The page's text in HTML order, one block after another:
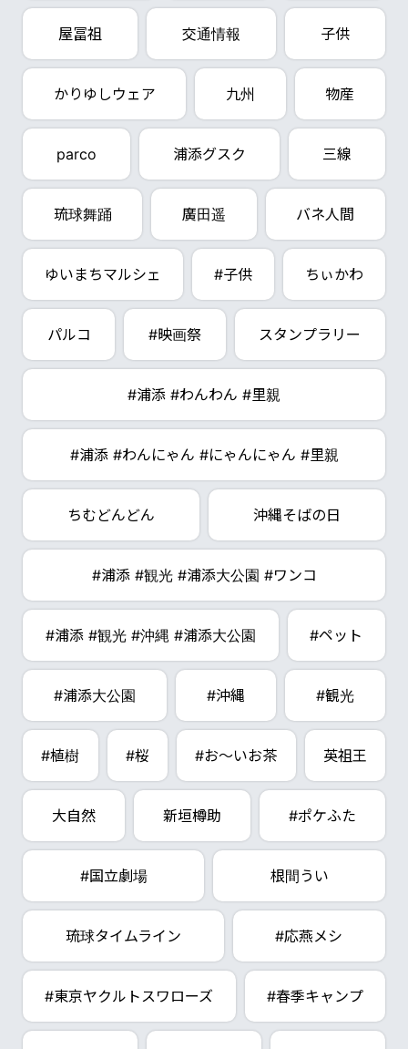
屋冨祖 交通情報 子供
かりゆしウェア 九州 物産
parco 浦添グスク 三線
琉球舞踊 廣田遥 バネ人間
ゆいまちマルシェ #子供 ちぃかわ
パルコ #映画祭 スタンプラリー
#浦添 #わんわん #里親
#浦添 #わんにゃん #にゃんにゃん #里親
ちむどんどん 沖縄そばの日
#浦添 #観光 #浦添大公園 #ワンコ
#浦添 #観光 #沖縄 #浦添大公園 #ペット
#浦添大公園 #沖縄 #観光
#植樹 #桜 #お～いお茶 英祖王
大自然 新垣樽助 #ポケふた
#国立劇場 根間うい
琉球タイムライン #応燕メシ
#東京ヤクルトスワローズ #春季キャンプ